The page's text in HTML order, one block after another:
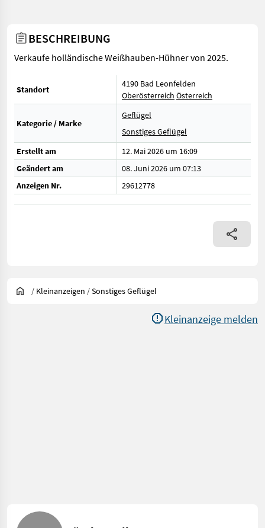
BESCHREIBUNG
Verkaufe holländische Weißhauben-Hühner von 2025.
Standort
4190 Bad Leonfelden
Oberösterreich Österreich
Kategorie / Marke
Geflügel
Sonstiges Geflügel
Erstellt am
12. Mai 2026 um 16:09
Geändert am
08. Juni 2026 um 07:13
Anzeigen Nr.
29612778
/ Kleinanzeigen /Sonstiges Geflügel
Kleinanzeige melden